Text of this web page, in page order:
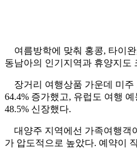
여름방학에 맞춰 홍콩, 타이
동남아의 인기지역과 휴양지도
장거리 여행상품 가운데 미주
64.4% 증가했고, 유럽도 여행
48.5% 신장했다.
대양주 지역에선 가족여행객
가 압도적으로 높았다. 예약이